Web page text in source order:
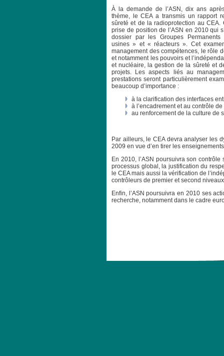
À la demande de l’ASN, dix ans
thème, le CEA a transmis un rapport
sûreté et de la radioprotection au CEA.
prise de position de l’ASN en 2010 qui
dossier par les Groupes Permanents
usines » et « réacteurs ». Cet
management des compétences, le rôle
et notamment les pouvoirs et
et nucléaire, la gestion de la sûreté et
projets. Les aspects liés au
prestations seront particulièrement
beaucoup d’importance :
à la clarification des interfaces
à l’encadrement et au contrôle
au renforcement de la culture de
Par ailleurs, le CEA devra analyser les
2009 en vue d’en tirer les
En 2010, l’ASN poursuivra son
processus global, la justification du
le CEA mais aussi la vérification de
contrôleurs de premier et second
Enfin, l’ASN poursuivra en 2010 ses
recherche, notamment dans le cadre